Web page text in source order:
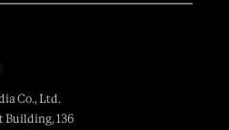
Co., Ltd.
Building, 136